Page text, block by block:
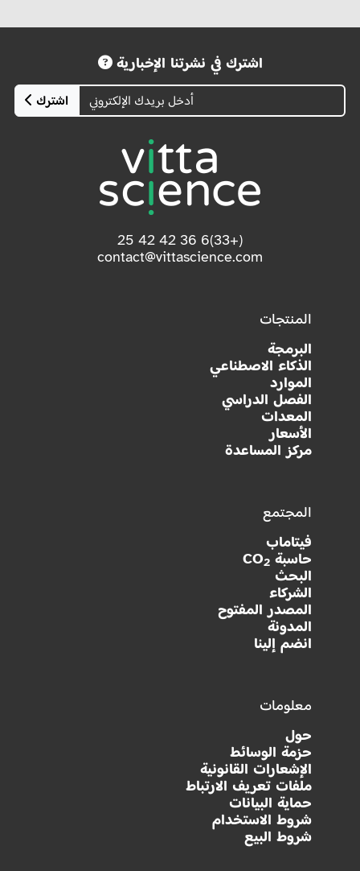
اشترك في نشرتنا الإخبارية
اشترك
(+33)6 36 42 42 25
contact@vittascience.com
المنتجات
البرمجة
الذكاء الاصطناعي
الموارد
الفصل الدراسي
المعدات
الأسعار
مركز المساعدة
المجتمع
فيتاماب
حاسبة CO 2
البحث
الشركاء
المصدر المفتوح
المدونة
انضم إلينا
معلومات
حول
حزمة الوسائط
الإشعارات القانونية
ملفات تعريف الارتباط
حماية البيانات
شروط الاستخدام
شروط البيع